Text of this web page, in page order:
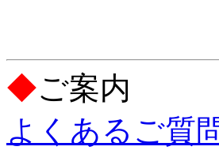
◆ご案内
よくあるご質